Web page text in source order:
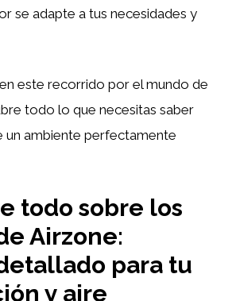
se adapte a tus necesidades y
este recorrido por el mundo de
todo lo que necesitas saber
un ambiente perfectamente
todo sobre los
Airzone:
para tu
y aire